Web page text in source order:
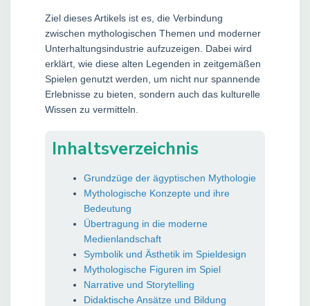
Ziel dieses Artikels ist es, die Verbindung
zwischen mythologischen Themen und moderner
Unterhaltungsindustrie aufzuzeigen. Dabei wird
erklärt, wie diese alten Legenden in zeitgemäßen
Spielen genutzt werden, um nicht nur spannende
Erlebnisse zu bieten, sondern auch das kulturelle
Wissen zu vermitteln.
Inhaltsverzeichnis
Grundzüge der ägyptischen Mythologie
Mythologische Konzepte und ihre
Bedeutung
Übertragung in die moderne
Medienlandschaft
Symbolik und Ästhetik im Spieldesign
Mythologische Figuren im Spiel
Narrative und Storytelling
Didaktische Ansätze und Bildung